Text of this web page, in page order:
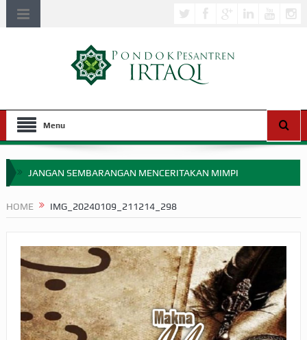
Menu
JANGAN SEMBARANGAN MENCERITAKAN MIMPI
APA HUKUM MEMPERCEPAT PEMBAYARAN ZAKAT
SEBELUM TIBA SAAT WAJIB?
HAKIKAT NIKMAT DI DUNIA!
BAGAIMANA CARA MEMBAYAR ZAKAT UANG?
HOME IMG_20240109_211214_298